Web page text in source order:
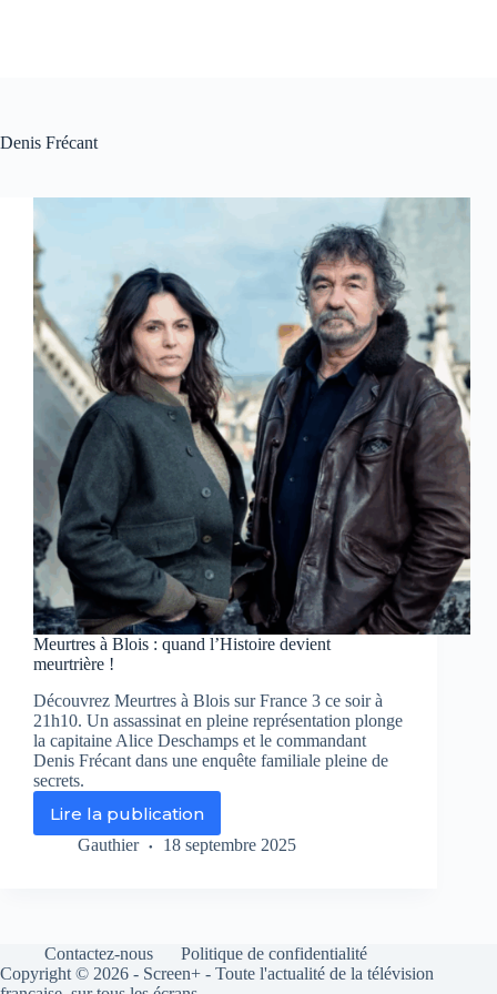
Denis Frécant
Meurtres à Blois : quand l’Histoire devient
meurtrière !
Découvrez Meurtres à Blois sur France 3 ce soir à
21h10. Un assassinat en pleine représentation plonge
la capitaine Alice Deschamps et le commandant
Denis Frécant dans une enquête familiale pleine de
secrets.
Lire la publication
Meurtres
à
devient
meurtrière
Gauthier 18 septembre 2025
Contactez-nous
Politique de confidentialité
Copyright © 2026 - Screen+ - Toute l'actualité de la télévision